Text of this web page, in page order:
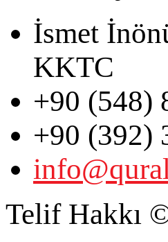
İsmet
KKTC
+90 (548)
+90 (392)
Telif Hakkı